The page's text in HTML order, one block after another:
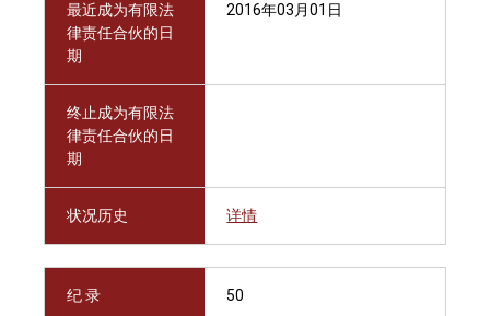
最近成为有限法
律责任合伙的日
期
2016年03月01日
终止成为有限法
律责任合伙的日
期
状况历史 详情
纪 录 50